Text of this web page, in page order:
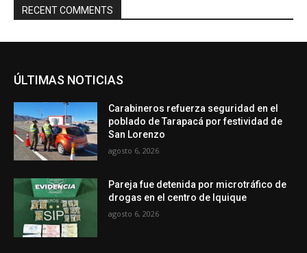
RECENT COMMENTS
ÚLTIMAS NOTICIAS
Carabineros refuerza seguridad en el
poblado de Tarapacá por festividad de
San Lorenzo
agosto 6, 2026
Pareja fue detenida por microtráfico de
drogas en el centro de Iquique
agosto 6, 2026